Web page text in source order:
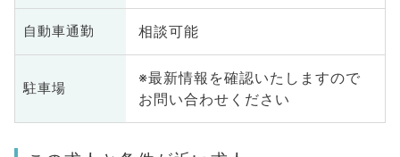
自動車通勤 相談可能
駐車場
※最新情報を確認いたしますので
お問い合わせください